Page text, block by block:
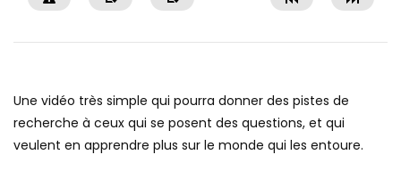
Une vidéo très simple qui pourra donner des pistes de
recherche à ceux qui se posent des questions, et qui
veulent en apprendre plus sur le monde qui les entoure.